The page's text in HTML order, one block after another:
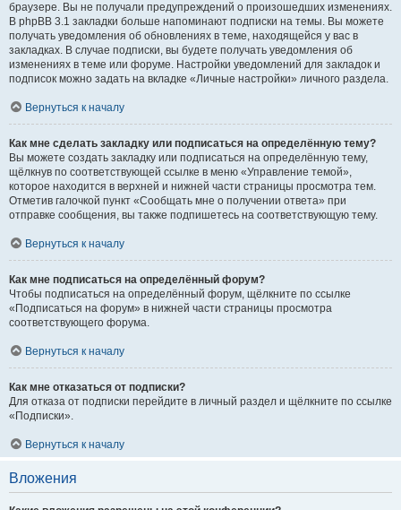
браузере. Вы не получали предупреждений о произошедших изменениях.
В phpBB 3.1 закладки больше напоминают подписки на темы. Вы можете
получать уведомления об обновлениях в теме, находящейся у вас в
закладках. В случае подписки, вы будете получать уведомления об
изменениях в теме или форуме. Настройки уведомлений для закладок и
подписок можно задать на вкладке «Личные настройки» личного раздела.
Вернуться к началу
Как мне сделать закладку или подписаться на определённую тему?
Вы можете создать закладку или подписаться на определённую тему,
щёлкнув по соответствующей ссылке в меню «Управление темой»,
которое находится в верхней и нижней части страницы просмотра тем.
Отметив галочкой пункт «Сообщать мне о получении ответа» при
отправке сообщения, вы также подпишетесь на соответствующую тему.
Вернуться к началу
Как мне подписаться на определённый форум?
Чтобы подписаться на определённый форум, щёлкните по ссылке
«Подписаться на форум» в нижней части страницы просмотра
соответствующего форума.
Вернуться к началу
Как мне отказаться от подписки?
Для отказа от подписки перейдите в личный раздел и щёлкните по ссылке
«Подписки».
Вернуться к началу
Вложения